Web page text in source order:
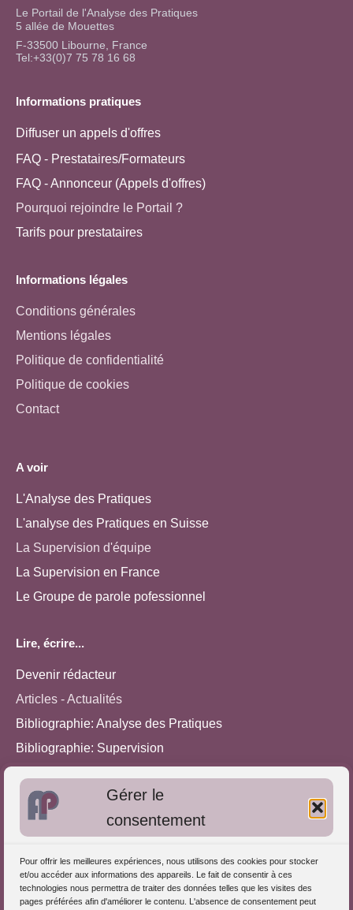
Gérer le
consentement
Pour offrir les meilleures expériences, nous utilisons des cookies pour stocker
et/ou accéder aux informations des appareils. Le fait de consentir à ces
technologies nous permettra de traiter des données telles que les visites des
pages préférées afin d'améliorer le contenu. L'absence de consentement peut
Le Portail de l'Analyse des Pratiques
5 allée de Mouettes
F-33500 Libourne, France
Tel:+33(0)7 75 78 16 68
Informations pratiques
Diffuser un appels d'offres
FAQ - Prestataires/Formateurs
FAQ - Annonceur (Appels d'offres)
Pourquoi rejoindre le Portail ?
Tarifs pour prestataires
Informations légales
Conditions générales
Mentions légales
Politique de confidentialité
Politique de cookies
Contact
A voir
L'Analyse des Pratiques
L'analyse des Pratiques en Suisse
La Supervision d'équipe
La Supervision en France
Le Groupe de parole pofessionnel
Lire, écrire...
Devenir rédacteur
Articles - Actualités
Bibliographie: Analyse des Pratiques
Bibliographie: Supervision
Approches de l'Analyse des pratiques
S'inscrire dans l'Annuaire
Publiez vos formations